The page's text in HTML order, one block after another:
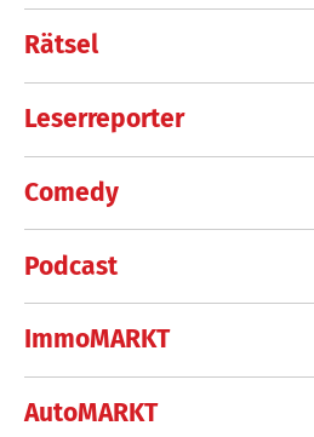
Rätsel
Leserreporter
Comedy
Podcast
ImmoMARKT
AutoMARKT